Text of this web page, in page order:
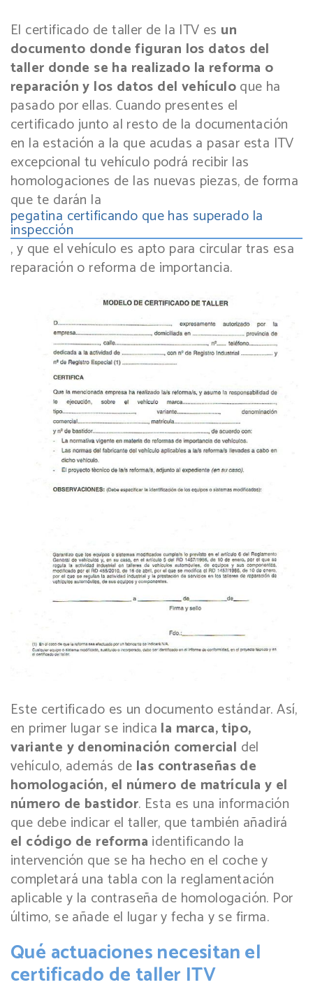
El certificado de taller de la ITV es un
documento donde figuran los datos del
taller donde se ha realizado la reforma o
reparación y los datos del vehículoque ha
pasado por ellas. Cuando presentes el
certificado junto al resto de la documentación
en la estación a la que acudas a pasar esta ITV
excepcional tu vehículo podrá recibir las
homologaciones de las nuevas piezas, de forma
que te darán la
pegatina certificando que has superado la
inspección
, y que el vehículo es apto para circular tras esa
reparación o reforma de importancia.
Este certificado es un documento estándar. Así,
en primer lugar se indica la marca, tipo,
variante y denominación comercial del
vehículo, además de las contraseñas de
homologación, el número de matrícula y el
número de bastidor. Esta es una información
que debe indicar el taller, que también añadirá
el código de reforma identificando la
intervención que se ha hecho en el coche y
completará una tabla con la reglamentación
aplicable y la contraseña de homologación. Por
último, se añade el lugar y fecha y se firma.
Qué actuaciones necesitan el
certificado de taller ITV